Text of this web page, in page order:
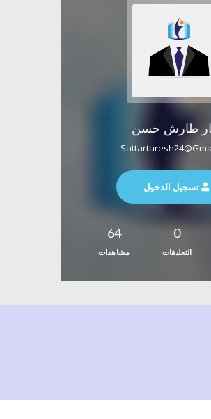
طارش حسن
تسجيل الدخول
0
التعليقات
64
مشاهدات